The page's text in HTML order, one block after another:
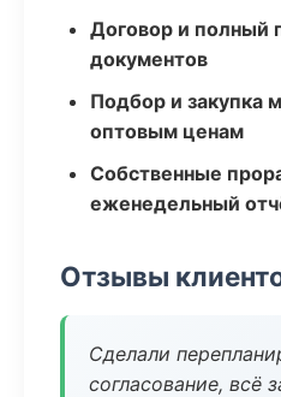
Договор и полный
документов
Подбор и закупка
оптовым ценам
Собственные
еженедельный
Отзывы
Сделали
согласование, всё